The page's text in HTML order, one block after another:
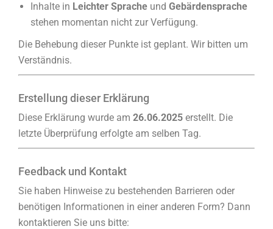
Inhalte in Leichter Sprache und Gebärdensprache
stehen momentan nicht zur Verfügung.
Die Behebung dieser Punkte ist geplant. Wir bitten um
Verständnis.
Erstellung dieser Erklärung
Diese Erklärung wurde am 26.06.2025 erstellt. Die
letzte Überprüfung erfolgte am selben Tag.
Feedback und Kontakt
Sie haben Hinweise zu bestehenden Barrieren oder
benötigen Informationen in einer anderen Form? Dann
kontaktieren Sie uns bitte: